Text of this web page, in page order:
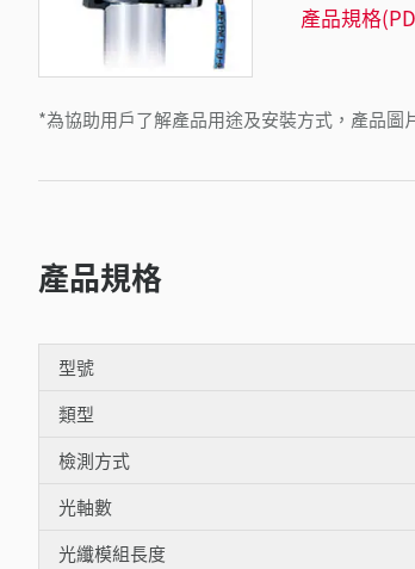
*為協助用戶了解產品用途及安裝方式，產品圖
產品規格
產品規格
型號
類型
檢測方式
光軸數
光纖模組長度